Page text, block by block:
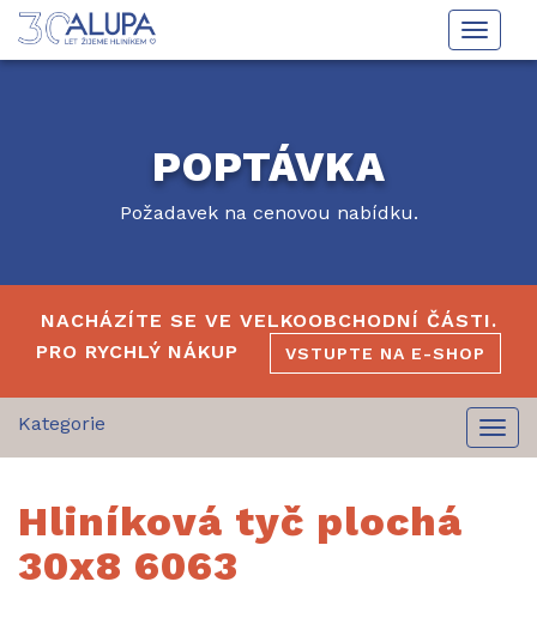
Toggle
POPTÁVKA
Požadavek na cenovou nabídku.
NACHÁZÍTE SE VE VELKOOBCHODNÍ ČÁSTI.
PRO RYCHLÝ NÁKUP
VSTUPTE NA E-SHOP
Hliníková tyč plochá
30x8 6063